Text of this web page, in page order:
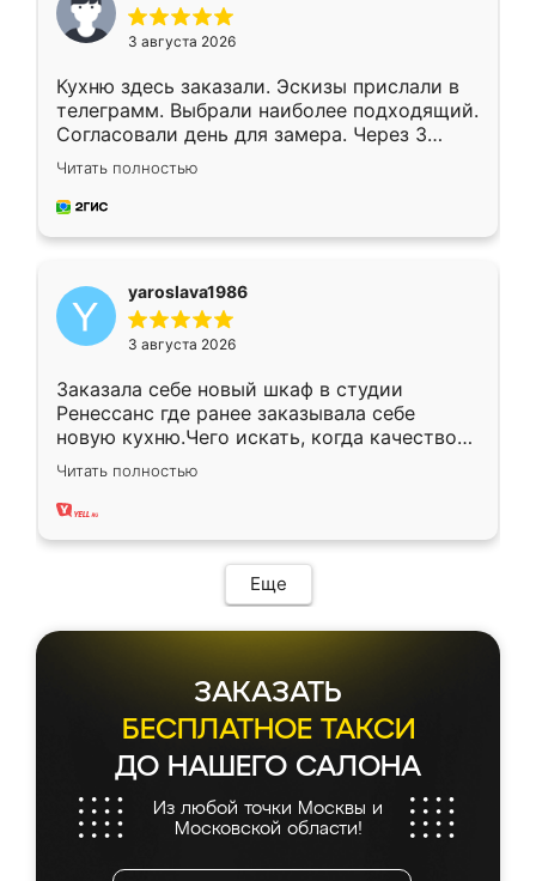
3 августа 2026
Кухню здесь заказали. Эскизы прислали в
телеграмм. Выбрали наиболее подходящий.
Согласовали день для замера. Через 3
недели кухня была уже готова. Остались
довольны работой. Спасибо Ренессанс
мебель за качественную работу!
Читать полностью
yaroslava1986
3 августа 2026
Заказала себе новый шкаф в студии
Ренессанс где ранее заказывала себе
новую кухню.Чего искать, когда качеством
вполне довольна. Служит кухня уже почти
два года, нареканий нет.
Читать полностью
Еще
ЗАКАЗАТЬ
БЕСПЛАТНОЕ ТАКСИ
ДО НАШЕГО САЛОНА
Из любой точки Москвы и
Московской области!